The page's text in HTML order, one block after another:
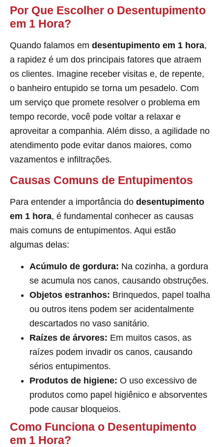
Por Que Escolher o Desentupimento
em 1 Hora?
Quando falamos em desentupimento em 1 hora,
a rapidez é um dos principais fatores que atraem
os clientes. Imagine receber visitas e, de repente,
o banheiro entupido se torna um pesadelo. Com
um serviço que promete resolver o problema em
tempo recorde, você pode voltar a relaxar e
aproveitar a companhia. Além disso, a agilidade no
atendimento pode evitar danos maiores, como
vazamentos e infiltrações.
Causas Comuns de Entupimentos
Para entender a importância do desentupimento
em 1 hora, é fundamental conhecer as causas
mais comuns de entupimentos. Aqui estão
algumas delas:
Acúmulo de gordura: Na cozinha, a gordura
se acumula nos canos, causando obstruções.
Objetos estranhos: Brinquedos, papel toalha
ou outros itens podem ser acidentalmente
descartados no vaso sanitário.
Raízes de árvores: Em muitos casos, as
raízes podem invadir os canos, causando
sérios entupimentos.
Produtos de higiene: O uso excessivo de
produtos como papel higiênico e absorventes
pode causar bloqueios.
Como Funciona o Desentupimento
em 1 Hora?